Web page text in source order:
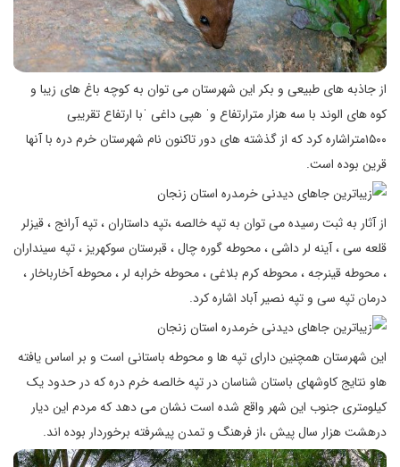
از جاذبه های طبیعی و بکر این شهرستان می توان به کوچه باغ های زیبا و
کوه های الوند با سه هزار مترارتفاع وˈ هپی داغی ˈبا ارتفاع تقریبی
۱۵۰۰متراشاره کرد که از گذشته های دور تاکنون نام شهرستان خرم دره با آنها
قرین بوده است.
از آثار به ثبت رسیده می توان به تپه خالصه ،تپه داستاران ، تپه آرانج ، قیزلر
قلعه سی ، آینه لر داشی ، محوطه گوره چال ، قبرستان سوکهریز ، تپه سینداران
، محوطه قینرجه ، محوطه کرم بلاغی ، محوطه خرابه لر ، محوطه آخارباخار ،
درمان تپه سی و تپه نصیر آباد اشاره کرد.
این شهرستان همچنین دارای تپه ها و محوطه باستانی است و بر اساس یافته
هاو نتایج کاوشهای باستان شناسان در تپه خالصه خرم دره که در حدود یک
کیلومتری جنوب این شهر واقع شده است نشان می دهد که مردم این دیار
درهشت هزار سال پیش ،از فرهنگ و تمدن پیشرفته برخوردار بوده اند.